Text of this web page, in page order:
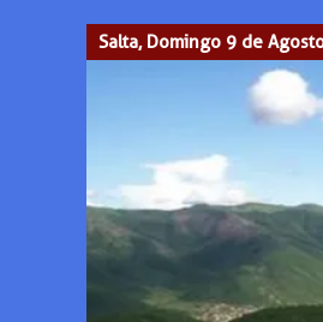
Salta, Domingo 9 de